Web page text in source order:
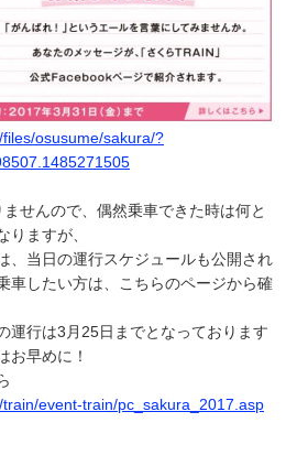
osusume/sakura/?
せんので、偶然乗車できた時は何と
りますが、
、当日の運行スケジュールも公開され
車したい方は、こちらのページから確
運行は3月25日までとなっております
お早めに！
event-train/pc_sakura_2017.asp